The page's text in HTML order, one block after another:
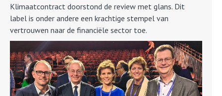
Klimaatcontract doorstond de review met glans. Dit
label is onder andere een krachtige stempel van
vertrouwen naar de financiële sector toe.